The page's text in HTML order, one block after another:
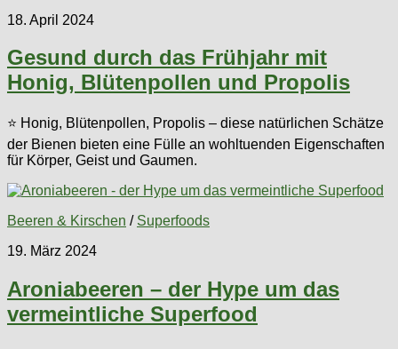
18. April 2024
Gesund durch das Frühjahr mit
Honig, Blütenpollen und Propolis
⭐ Honig, Blütenpollen, Propolis – diese natürlichen Schätze
der Bienen bieten eine Fülle an wohltuenden Eigenschaften
für Körper, Geist und Gaumen.
Beeren & Kirschen / Superfoods
19. März 2024
Aroniabeeren – der Hype um das
vermeintliche Superfood